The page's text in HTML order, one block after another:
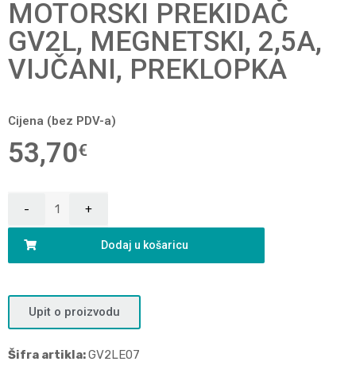
MOTORSKI PREKIDAČ
GV2L, MEGNETSKI, 2,5A,
VIJČANI, PREKLOPKA
Cijena (bez PDV-a)
53,70€
Dodaj u košaricu
Upit o proizvodu
Šifra artikla:GV2LE07